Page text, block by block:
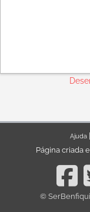
Ajuda|
Página criada
©